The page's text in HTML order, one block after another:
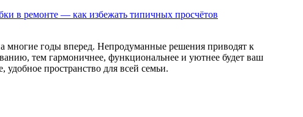
в ремонте — как избежать типичных просчётов
многие годы вперед. Непродуманные решения приводят к
тем гармоничнее, функциональнее и уютнее будет ваш
пространство для всей семьи.